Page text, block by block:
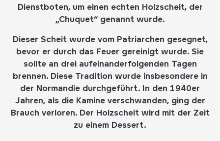
Dienstboten, um einen echten Holzscheit, der
„Chuquet“ genannt wurde.
Dieser Scheit wurde vom Patriarchen gesegnet,
bevor er durch das Feuer gereinigt wurde. Sie
sollte an drei aufeinanderfolgenden Tagen
brennen. Diese Tradition wurde insbesondere in
der Normandie durchgeführt. In den 1940er
Jahren, als die Kamine verschwanden, ging der
Brauch verloren. Der Holzscheit wird mit der Zeit
zu einem Dessert.